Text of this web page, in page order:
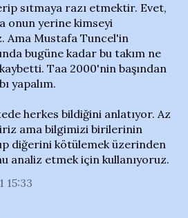
sıtmaya razı etmektir. Evet,
onun yerine kimseyi
Ama Mustafa Tuncel'in
bugüne kadar bu takım ne
Taa 2000'nin başından
yapalım.
herkes bildiğini anlatıyor. Az
ama bilgimizi birilerinin
diğerini kötülemek üzerinden
analiz etmek için kullanıyoruz.
15:33